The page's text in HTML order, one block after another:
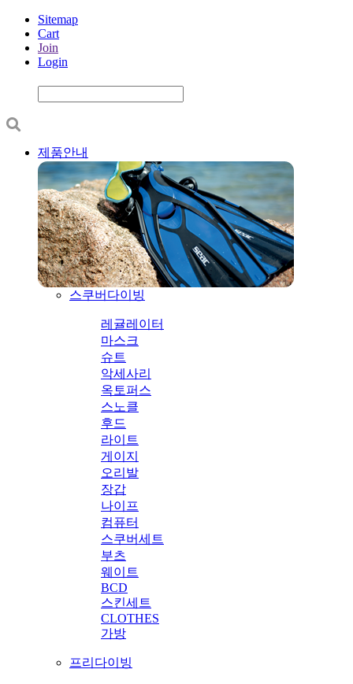
Sitemap
Cart
Join
Login
제품안내
스쿠버다이빙
레귤레이터
마스크
슈트
악세사리
옥토퍼스
스노클
후드
라이트
게이지
오리발
장갑
나이프
컴퓨터
스쿠버세트
부츠
웨이트
BCD
스킨세트
CLOTHES
가방
프리다이빙